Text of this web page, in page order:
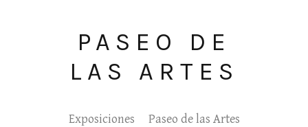
PASEO DE
LAS ARTES
Exposiciones
Paseo de las Artes